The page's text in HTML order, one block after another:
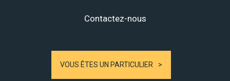
Contactez-nous
VOUS ÊTES UN PARTICULIER